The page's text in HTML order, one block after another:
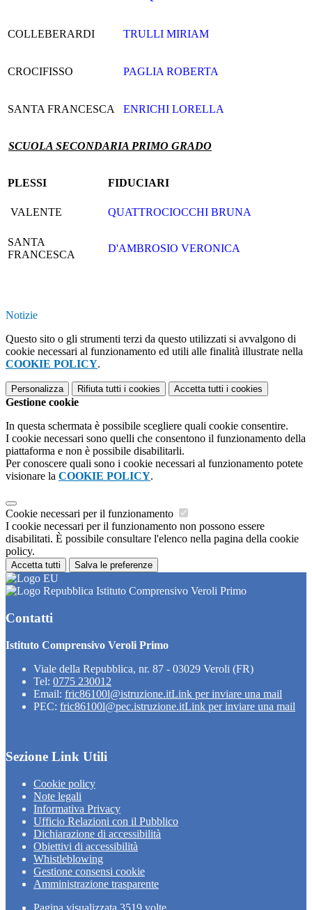
COLLEBERARDI TRULLI MIRIAM
CROCIFISSO PAGLIA ROBERTA
SANTA FRANCESCA ENRICHI LORELLA
SCUOLA SECONDARIA PRIMO GRADO
PLESSI FIDUCIARI
VALENTE QUATTROCIOCCHI BRUNA
SANTA
FRANCESCA
D'AMBROSIO VERONICA
Notizie
Questo sito o gli strumenti terzi da questo utilizzati si avvalgono di
cookie necessari al funzionamento ed utili alle finalità illustrate nella
COOKIE POLICY.
Personalizza Rifiuta tutti i cookies Accetta tutti i cookies
Gestione cookie
In questa schermata è possibile scegliere quali cookie consentire.
I cookie necessari sono quelli che consentono il funzionamento della
piattaforma e non è possibile disabilitarli.
Per conoscere quali sono i cookie necessari al funzionamento potete
visionare la COOKIE POLICY.
Cookie necessari per il funzionamento
I cookie necessari per il funzionamento non possono essere
disabilitati. È possibile consultare l'elenco nella pagina della cookie
policy.
Accetta tutti Salva le preferenze
Istituto Comprensivo Veroli Primo
Contatti
Istituto Comprensivo Veroli Primo
Viale della Repubblica, nr. 87 - 03029 Veroli (FR)
Tel: 0775 230012
Email: fric86100l@istruzione.itLink per inviare una mail
PEC: fric86100l@pec.istruzione.itLink per inviare una mail
Sezione Link Utili
Cookie policy
Note legali
Informativa Privacy
Ufficio Relazioni con il Pubblico
Dichiarazione di accessibilità
Obiettivi di accessibilità
Whistleblowing
Gestione consensi cookie
Amministrazione trasparente
Pagina visualizzata 3519 volte